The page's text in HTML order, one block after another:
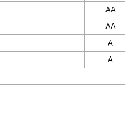
AA
AA
A
A